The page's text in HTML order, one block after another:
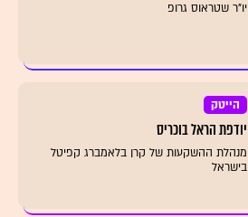
יו"ר שטראוס גרופ
הייטק
יודפת הראל בוכריס
מנהלת ההשקעות של קרן בלאמברג קפיטל
בישראל